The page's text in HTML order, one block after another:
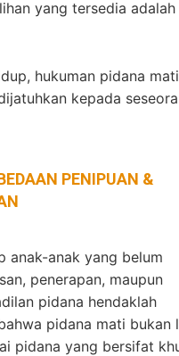
yang tersedia adalah
hukuman pidana mati
kepada
PENIPUAN &
anak-anak yang belum
penerapan, maupun
pidana hendaklah
pidana mati bukan
pidana yang bersifat